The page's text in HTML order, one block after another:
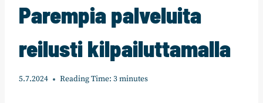
Parempia palveluita
reilusti kilpailuttamalla
5.7.2024 Reading Time: 3minutes